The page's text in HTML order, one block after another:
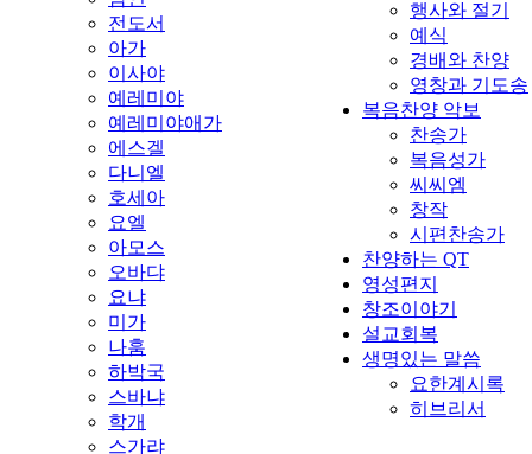
전도서
아가
이사야
예레미야
예레미야애가
에스겔
다니엘
호세아
요엘
아모스
오바댜
요냐
미가
나훔
하박국
스바냐
학개
스가랴
행사와 절기
예식
경배와 찬양
영창과 기도송
복음찬양 악보
찬송가
복음성가
씨씨엠
창작
시편찬송가
찬양하는 QT
영성편지
창조이야기
설교회복
생명있는 말씀
요한계시록
히브리서